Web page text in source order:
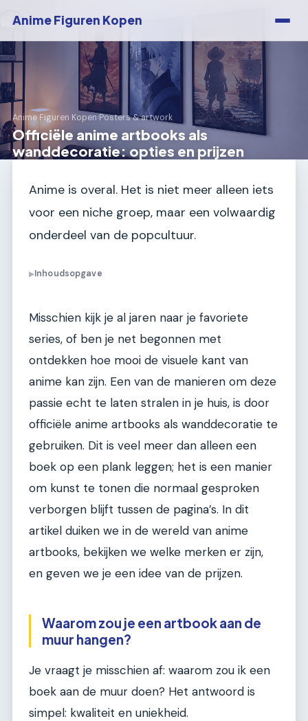
Anime Figuren Kopen
Anime Figuren Kopen›Posters & artwork
Officiële anime artbooks als
wanddecoratie: opties en prijzen
Anime is overal. Het is niet meer alleen iets
voor een niche groep, maar een volwaardig
onderdeel van de popcultuur.
▶Inhoudsopgave
Misschien kijk je al jaren naar je favoriete
series, of ben je net begonnen met
ontdekken hoe mooi de visuele kant van
anime kan zijn. Een van de manieren om deze
passie echt te laten stralen in je huis, is door
officiële anime artbooks als wanddecoratie te
gebruiken. Dit is veel meer dan alleen een
boek op een plank leggen; het is een manier
om kunst te tonen die normaal gesproken
verborgen blijft tussen de pagina’s. In dit
artikel duiken we in de wereld van anime
artbooks, bekijken we welke merken er zijn,
en geven we je een idee van de prijzen.
Waarom zou je een artbook aan de
muur hangen?
Je vraagt je misschien af: waarom zou ik een
boek aan de muur doen? Het antwoord is
simpel: kwaliteit en uniekheid.